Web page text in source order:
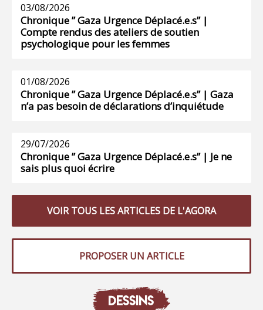
03/08/2026
Chronique ” Gaza Urgence Déplacé.e.s” |
Compte rendus des ateliers de soutien
psychologique pour les femmes
01/08/2026
Chronique ” Gaza Urgence Déplacé.e.s” | Gaza
n’a pas besoin de déclarations d’inquiétude
29/07/2026
Chronique ” Gaza Urgence Déplacé.e.s” | Je ne
sais plus quoi écrire
VOIR TOUS LES ARTICLES DE L'AGORA
PROPOSER UN ARTICLE
DESSINS